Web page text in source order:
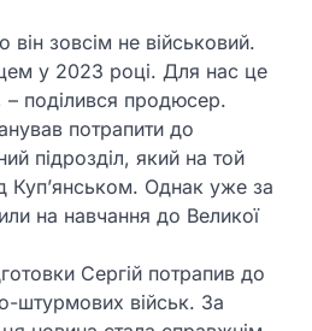
зовсім не військовий.
у 2023 році. Для нас це
– поділився продюсер.
потрапити до
підрозділ, який на той
Куп’янськом. Однак уже за
на навчання до Великої
Сергій потрапив до
штурмових військ. За